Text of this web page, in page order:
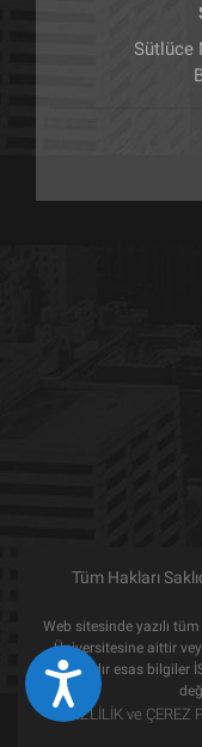
Sütlüce
Tüm Hakları
Web sitesinde yazılı
Üniversitesine aittir
amaçlıdır esas bilgiler
GİZLİLİK ve ÇEREZ